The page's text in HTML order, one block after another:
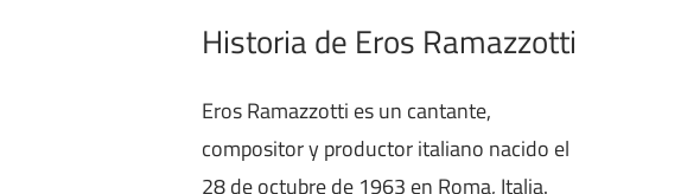
Historia de Eros Ramazzotti
Eros Ramazzotti es un cantante,
compositor y productor italiano nacido el
28 de octubre de 1963 en Roma, Italia.